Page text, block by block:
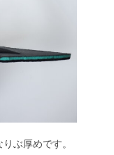
ぶ厚めです。